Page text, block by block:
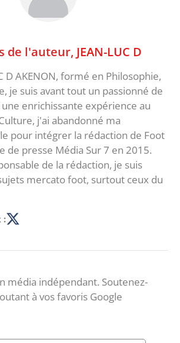
de l'auteur, JEAN-LUC D
D AKENON, formé en Philosophie,
je suis avant tout un passionné de
enrichissante expérience au
j'ai abandonné ma
pour intégrer la rédaction de Foot
de presse Média Sur 7 en 2015.
de la rédaction, je suis
mercato foot, surtout ceux du
:
média indépendant. Soutenez-
à vos favoris Google